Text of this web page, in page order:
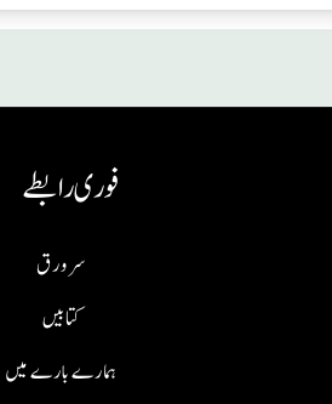
فوری رابطے
ہمارے بارے میں
کتابیں
سر ورق